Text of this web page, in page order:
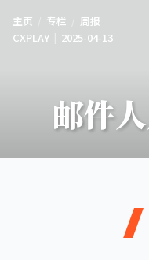
主页 专栏
周报
CXPLAY
2025-04-13
邮件